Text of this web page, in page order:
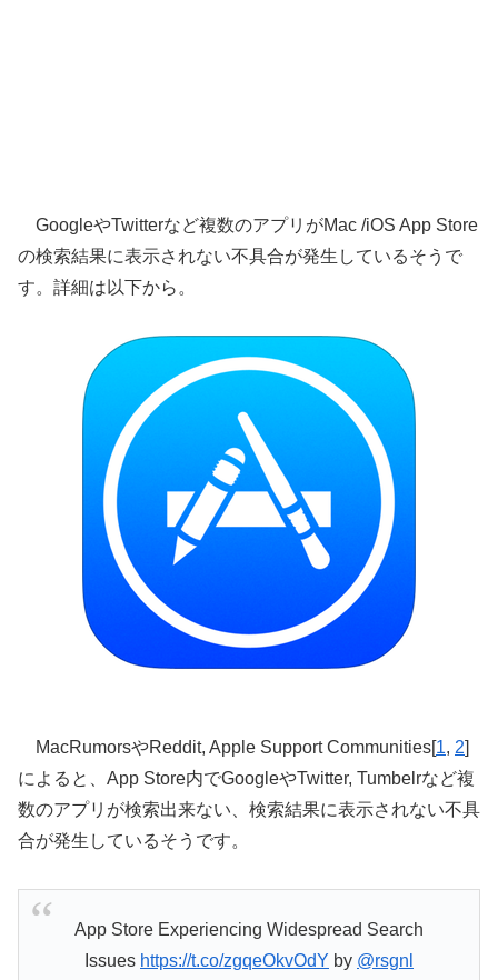
GoogleやTwitterなど複数のアプリがMac /iOS App Store
の検索結果に表示されない不具合が発生しているそうで
す。詳細は以下から。
MacRumorsやReddit, Apple Support Communities[1, 2]
によると、App Store内でGoogleやTwitter, Tumbelrなど複
数のアプリが検索出来ない、検索結果に表示されない不具
合が発生しているそうです。
App Store Experiencing Widespread Search
Issues https://t.co/zgqeOkvOdY by @rsgnl